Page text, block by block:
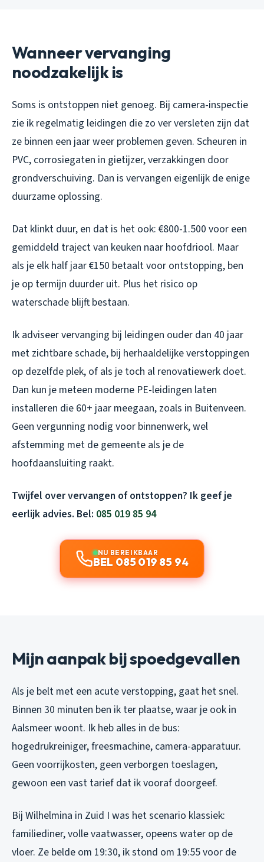
Wanneer vervanging
noodzakelijk is
Soms is ontstoppen niet genoeg. Bij camera-inspectie
zie ik regelmatig leidingen die zo ver versleten zijn dat
ze binnen een jaar weer problemen geven. Scheuren in
PVC, corrosiegaten in gietijzer, verzakkingen door
grondverschuiving. Dan is vervangen eigenlijk de enige
duurzame oplossing.
Dat klinkt duur, en dat is het ook: €800-1.500 voor een
gemiddeld traject van keuken naar hoofdriool. Maar
als je elk half jaar €150 betaalt voor ontstopping, ben
je op termijn duurder uit. Plus het risico op
waterschade blijft bestaan.
Ik adviseer vervanging bij leidingen ouder dan 40 jaar
met zichtbare schade, bij herhaaldelijke verstoppingen
op dezelfde plek, of als je toch al renovatiewerk doet.
Dan kun je meteen moderne PE-leidingen laten
installeren die 60+ jaar meegaan, zoals in Buitenveen.
Geen vergunning nodig voor binnenwerk, wel
afstemming met de gemeente als je de
hoofdaansluiting raakt.
Twijfel over vervangen of ontstoppen? Ik geef je
eerlijk advies. Bel: 085 019 85 94
NU BEREIKBAAR
BEL 085 019 85 94
Mijn aanpak bij spoedgevallen
Als je belt met een acute verstopping, gaat het snel.
Binnen 30 minuten ben ik ter plaatse, waar je ook in
Aalsmeer woont. Ik heb alles in de bus:
hogedrukreiniger, freesmachine, camera-apparatuur.
Geen voorrijkosten, geen verborgen toeslagen,
gewoon een vast tarief dat ik vooraf doorgeef.
Bij Wilhelmina in Zuid I was het scenario klassiek:
familiediner, volle vaatwasser, opeens water op de
vloer. Ze belde om 19:30, ik stond om 19:55 voor de